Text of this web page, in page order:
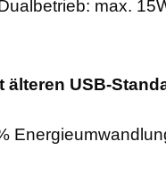
max.
USB-